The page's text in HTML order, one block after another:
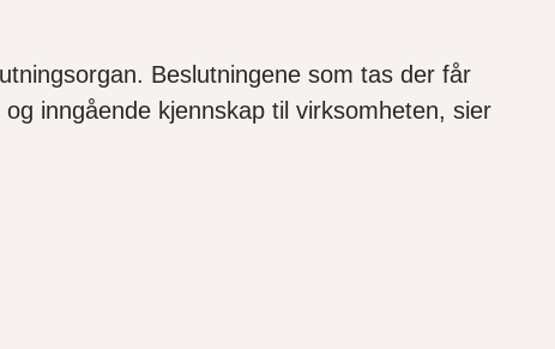
Beslutningene som tas der får
inngående kjennskap til virksomheten, sier